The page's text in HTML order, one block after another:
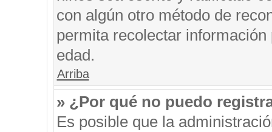
con algún otro método de
permita recolectar
edad.
Arriba
» ¿Por qué no puedo
Es posible que la